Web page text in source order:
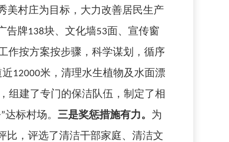
美村庄为目标，大力改善居民生产
告牌138块、文化墙53面、宣传窗
作按方案按步骤，科学谋划，循序
近12000米，清理水生植物及水面漂
组建了专门的保洁队伍，制定了相
标村场。 三是奖惩措施有力。 为
比，评选了清洁干部家庭、清洁文